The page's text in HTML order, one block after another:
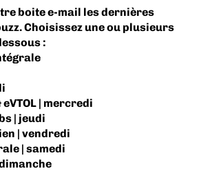
boite e-mail les dernières
Choisissez une ou plusieurs
:
| mercredi
| jeudi
| vendredi
| samedi